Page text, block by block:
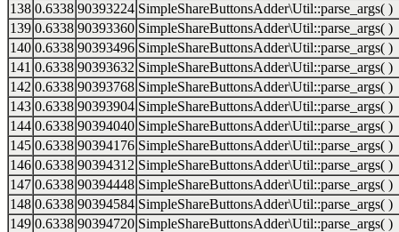
138 0.6338 90393224 SimpleShareButtonsAdder\Util::parse_args( )
139 0.6338 90393360 SimpleShareButtonsAdder\Util::parse_args( )
140 0.6338 90393496 SimpleShareButtonsAdder\Util::parse_args( )
141 0.6338 90393632 SimpleShareButtonsAdder\Util::parse_args( )
142 0.6338 90393768 SimpleShareButtonsAdder\Util::parse_args( )
143 0.6338 90393904 SimpleShareButtonsAdder\Util::parse_args( )
144 0.6338 90394040 SimpleShareButtonsAdder\Util::parse_args( )
145 0.6338 90394176 SimpleShareButtonsAdder\Util::parse_args( )
146 0.6338 90394312 SimpleShareButtonsAdder\Util::parse_args( )
147 0.6338 90394448 SimpleShareButtonsAdder\Util::parse_args( )
148 0.6338 90394584 SimpleShareButtonsAdder\Util::parse_args( )
149 0.6338 90394720 SimpleShareButtonsAdder\Util::parse_args( )